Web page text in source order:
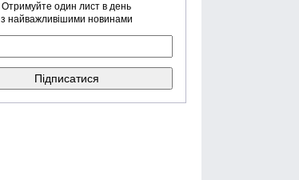
Отримуйте один лист в день
з найважливішими новинами